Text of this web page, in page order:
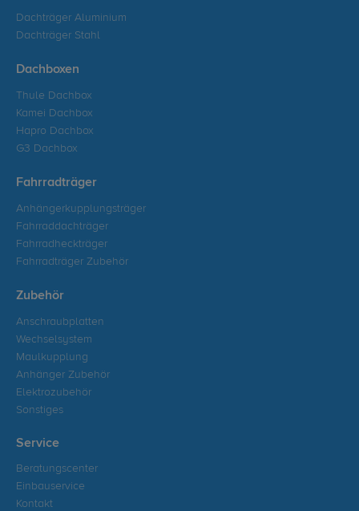
Dachträger Aluminium
Dachträger Stahl
Dachboxen
Thule Dachbox
Kamei Dachbox
Hapro Dachbox
G3 Dachbox
Fahrradträger
Anhängerkupplungsträger
Fahrraddachträger
Fahrradheckträger
Fahrradträger Zubehör
Zubehör
Anschraubplatten
Wechselsystem
Maulkupplung
Anhänger Zubehör
Elektrozubehör
Sonstiges
Service
Beratungscenter
Einbauservice
Kontakt